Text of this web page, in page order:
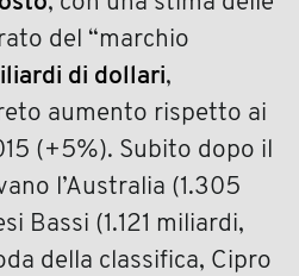
del “marchio
di dollari,
aumento rispetto ai
(+5%). Subito dopo il
l’Australia (1.305
Bassi (1.121 miliardi,
della classifica, Cipro